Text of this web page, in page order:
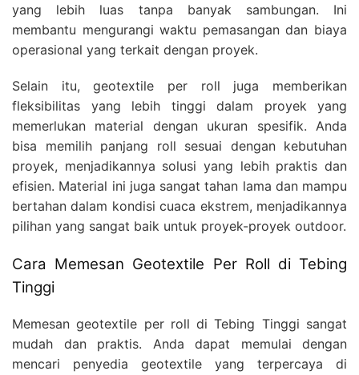
yang lebih luas tanpa banyak sambungan. Ini
membantu mengurangi waktu pemasangan dan biaya
operasional yang terkait dengan proyek.
Selain itu, geotextile per roll juga memberikan
fleksibilitas yang lebih tinggi dalam proyek yang
memerlukan material dengan ukuran spesifik. Anda
bisa memilih panjang roll sesuai dengan kebutuhan
proyek, menjadikannya solusi yang lebih praktis dan
efisien. Material ini juga sangat tahan lama dan mampu
bertahan dalam kondisi cuaca ekstrem, menjadikannya
pilihan yang sangat baik untuk proyek-proyek outdoor.
Cara Memesan Geotextile Per Roll di Tebing
Tinggi
Memesan geotextile per roll di Tebing Tinggi sangat
mudah dan praktis. Anda dapat memulai dengan
mencari penyedia geotextile yang terpercaya di